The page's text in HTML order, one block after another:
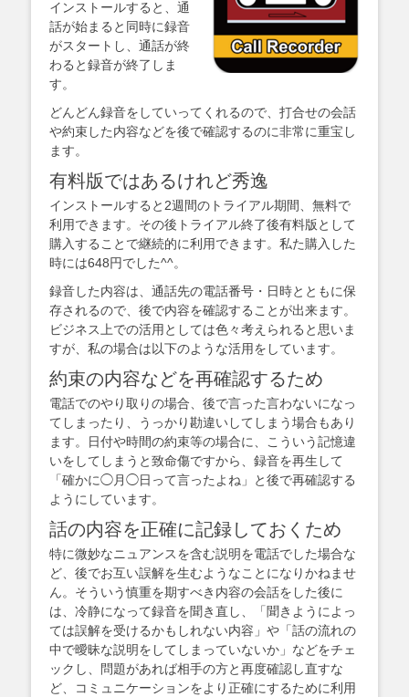
インストールすると、通
話が始まると同時に録音
がスタートし、通話が終
わると録音が終了しま
す。
どんどん録音をしていってくれるので、打合せの会話
や約束した内容などを後で確認するのに非常に重宝し
ます。
有料版ではあるけれど秀逸
インストールすると2週間のトライアル期間、無料で
利用できます。その後トライアル終了後有料版として
購入することで継続的に利用できます。私た購入した
時には648円でした^^。
録音した内容は、通話先の電話番号・日時とともに保
存されるので、後で内容を確認することが出来ます。
ビジネス上での活用としては色々考えられると思いま
すが、私の場合は以下のような活用をしています。
約束の内容などを再確認するため
電話でのやり取りの場合、後で言った言わないになっ
てしまったり、うっかり勘違いしてしまう場合もあり
ます。日付や時間の約束等の場合に、こういう記憶違
いをしてしまうと致命傷ですから、録音を再生して
「確かに◯月◯日って言ったよね」と後で再確認する
ようにしています。
話の内容を正確に記録しておくため
特に微妙なニュアンスを含む説明を電話でした場合な
ど、後でお互い誤解を生むようなことになりかねませ
ん。そういう慎重を期すべき内容の会話をした後に
は、冷静になって録音を聞き直し、「聞きようによっ
ては誤解を受けるかもしれない内容」や「話の流れの
中で曖昧な説明をしてしまっていないか」などをチェ
ックし、問題があれば相手の方と再度確認し直すな
ど、コミュニケーションをより正確にするために利用